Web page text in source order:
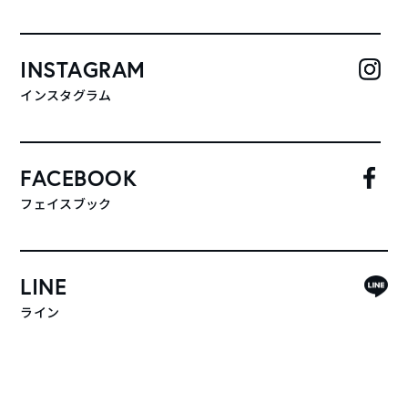
INSTAGRAM
インスタグラム
FACEBOOK
フェイスブック
LINE
ライン